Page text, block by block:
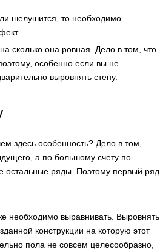
шелушится, то необходимо
сколько она ровная. Дело в том, что
особенно если вы не
выровнять стену.
здесь особенность? Дело в том,
а по большому счету по
остальные ряды. Поэтому первый ряд
необходимо выравнивать. Выровнять
конструкции на которую этот
пола не совсем целесообразно,